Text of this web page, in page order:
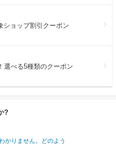
ショップ割引クーポン
選べる5種類のクーポン
?
かりません。どのよう